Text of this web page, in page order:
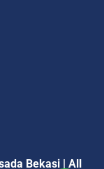
Bekasi All